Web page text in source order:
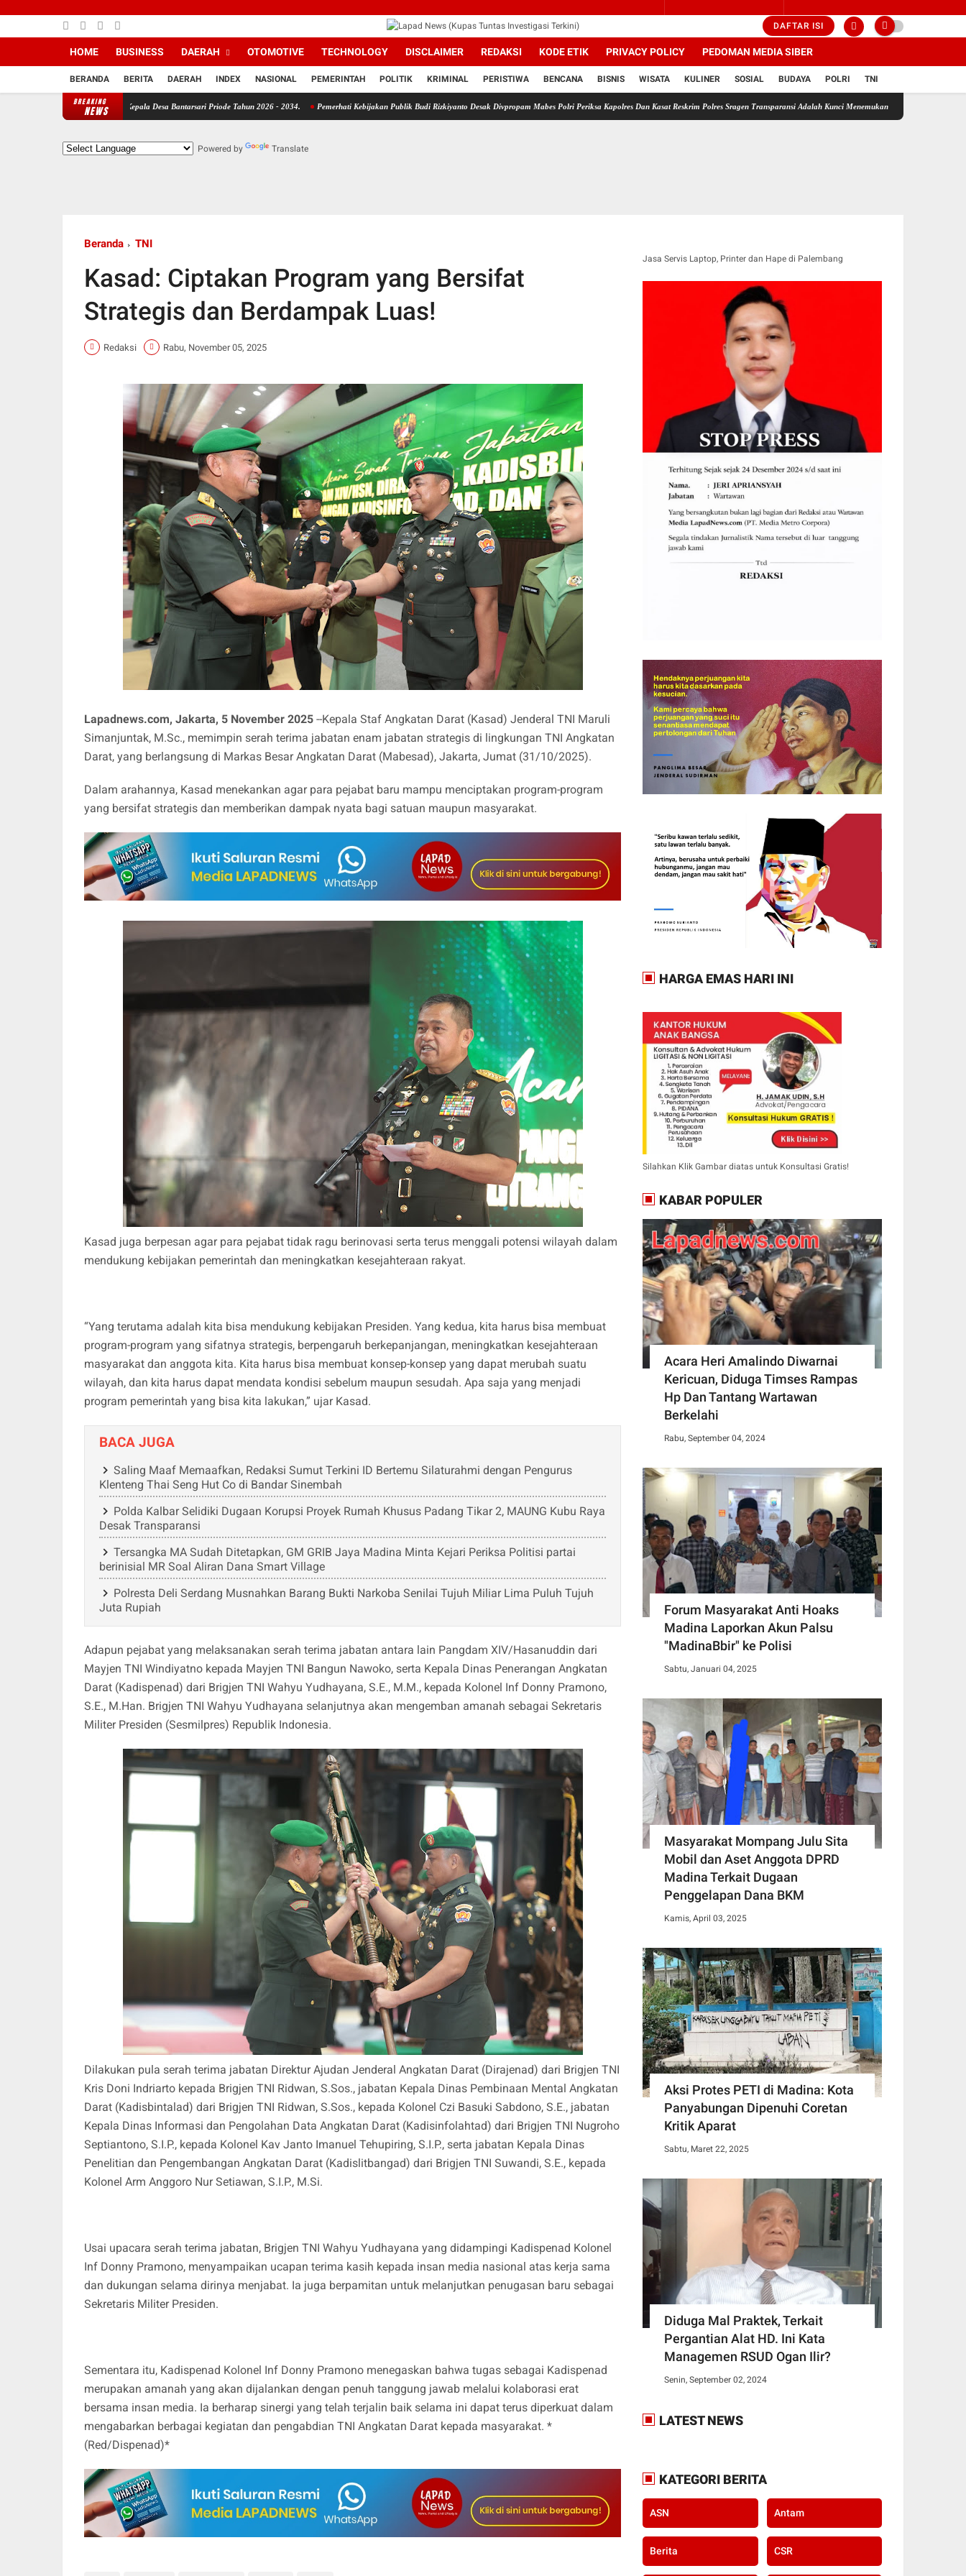
DAFTAR ISI
HOME BUSINESS DAERAH OTOMOTIVE TECHNOLOGY DISCLAIMER REDAKSI KODE ETIK PRIVACY POLICY PEDOMAN MEDIA SIBER
BERANDA BERITA DAERAH INDEX NASIONAL PEMERINTAH POLITIK KRIMINAL PERISTIWA BENCANA BISNIS WISATA KULINER SOSIAL BUDAYA POLRI TNI
BREAKING
NEWS
Sebagai Calon Kepala Desa Bantarsari Priode Tahun 2026 - 2034. Pemerhati Kebijakan Publik Budi Rizkiyanto Desak Divpropam Mabes Polri Periksa Kapolres Dan Kasat Reskrim Polres Sragen Transparansi Adalah Kunci Menemukan Kebenaran Wujud Nyata Polri
Powered by Translate
Beranda TNI
Kasad: Ciptakan Program yang Bersifat
Strategis dan Berdampak Luas!
Redaksi Rabu, November 05, 2025
Lapadnews.com, Jakarta, 5 November 2025 --Kepala Staf Angkatan Darat (Kasad) Jenderal TNI Maruli
Simanjuntak, M.Sc., memimpin serah terima jabatan enam jabatan strategis di lingkungan TNI Angkatan
Darat, yang berlangsung di Markas Besar Angkatan Darat (Mabesad), Jakarta, Jumat (31/10/2025).
Dalam arahannya, Kasad menekankan agar para pejabat baru mampu menciptakan program-program
yang bersifat strategis dan memberikan dampak nyata bagi satuan maupun masyarakat.
Kasad juga berpesan agar para pejabat tidak ragu berinovasi serta terus menggali potensi wilayah dalam
mendukung kebijakan pemerintah dan meningkatkan kesejahteraan rakyat.
“Yang terutama adalah kita bisa mendukung kebijakan Presiden. Yang kedua, kita harus bisa membuat
program-program yang sifatnya strategis, berpengaruh berkepanjangan, meningkatkan kesejahteraan
masyarakat dan anggota kita. Kita harus bisa membuat konsep-konsep yang dapat merubah suatu
wilayah, dan kita harus dapat mendata kondisi sebelum maupun sesudah. Apa saja yang menjadi
program pemerintah yang bisa kita lakukan,” ujar Kasad.
BACA JUGA
Saling Maaf Memaafkan, Redaksi Sumut Terkini ID Bertemu Silaturahmi dengan Pengurus
Klenteng Thai Seng Hut Co di Bandar Sinembah
Polda Kalbar Selidiki Dugaan Korupsi Proyek Rumah Khusus Padang Tikar 2, MAUNG Kubu Raya
Desak Transparansi
Tersangka MA Sudah Ditetapkan, GM GRIB Jaya Madina Minta Kejari Periksa Politisi partai
berinisial MR Soal Aliran Dana Smart Village
Polresta Deli Serdang Musnahkan Barang Bukti Narkoba Senilai Tujuh Miliar Lima Puluh Tujuh
Juta Rupiah
Adapun pejabat yang melaksanakan serah terima jabatan antara lain Pangdam XIV/Hasanuddin dari
Mayjen TNI Windiyatno kepada Mayjen TNI Bangun Nawoko, serta Kepala Dinas Penerangan Angkatan
Darat (Kadispenad) dari Brigjen TNI Wahyu Yudhayana, S.E., M.M., kepada Kolonel Inf Donny Pramono,
S.E., M.Han. Brigjen TNI Wahyu Yudhayana selanjutnya akan mengemban amanah sebagai Sekretaris
Militer Presiden (Sesmilpres) Republik Indonesia.
Dilakukan pula serah terima jabatan Direktur Ajudan Jenderal Angkatan Darat (Dirajenad) dari Brigjen TNI
Kris Doni Indriarto kepada Brigjen TNI Ridwan, S.Sos., jabatan Kepala Dinas Pembinaan Mental Angkatan
Darat (Kadisbintalad) dari Brigjen TNI Ridwan, S.Sos., kepada Kolonel Czi Basuki Sabdono, S.E., jabatan
Kepala Dinas Informasi dan Pengolahan Data Angkatan Darat (Kadisinfolahtad) dari Brigjen TNI Nugroho
Septiantono, S.I.P., kepada Kolonel Kav Janto Imanuel Tehupiring, S.I.P., serta jabatan Kepala Dinas
Penelitian dan Pengembangan Angkatan Darat (Kadislitbangad) dari Brigjen TNI Suwandi, S.E., kepada
Kolonel Arm Anggoro Nur Setiawan, S.I.P., M.Si.
Usai upacara serah terima jabatan, Brigjen TNI Wahyu Yudhayana yang didampingi Kadispenad Kolonel
Inf Donny Pramono, menyampaikan ucapan terima kasih kepada insan media nasional atas kerja sama
dan dukungan selama dirinya menjabat. Ia juga berpamitan untuk melanjutkan penugasan baru sebagai
Sekretaris Militer Presiden.
Sementara itu, Kadispenad Kolonel Inf Donny Pramono menegaskan bahwa tugas sebagai Kadispenad
merupakan amanah yang akan dijalankan dengan penuh tanggung jawab melalui kolaborasi erat
bersama insan media. Ia berharap sinergi yang telah terjalin baik selama ini dapat terus diperkuat dalam
mengabarkan berbagai kegiatan dan pengabdian TNI Angkatan Darat kepada masyarakat. *
(Red/Dispenad)*
Jasa Servis Laptop, Printer dan Hape di Palembang
HARGA EMAS HARI INI
Silahkan Klik Gambar diatas untuk Konsultasi Gratis!
KABAR POPULER
Acara Heri Amalindo Diwarnai
Kericuan, Diduga Timses Rampas
Hp Dan Tantang Wartawan
Berkelahi
Rabu, September 04, 2024
Forum Masyarakat Anti Hoaks
Madina Laporkan Akun Palsu
"MadinaBbir" ke Polisi
Sabtu, Januari 04, 2025
Masyarakat Mompang Julu Sita
Mobil dan Aset Anggota DPRD
Madina Terkait Dugaan
Penggelapan Dana BKM
Kamis, April 03, 2025
Aksi Protes PETI di Madina: Kota
Panyabungan Dipenuhi Coretan
Kritik Aparat
Sabtu, Maret 22, 2025
Diduga Mal Praktek, Terkait
Pergantian Alat HD. Ini Kata
Managemen RSUD Ogan Ilir?
Senin, September 02, 2024
LATEST NEWS
KATEGORI BERITA
ASN Antam
Berita CSR